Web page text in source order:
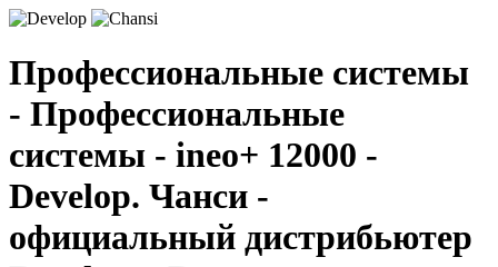
Профессиональные системы
- Профессиональные
системы - ineo+ 12000 -
Develop. Чанси -
официальный дистрибьютер